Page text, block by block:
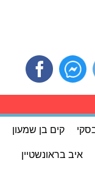
קים בן שמעון
איב בראונשטיין